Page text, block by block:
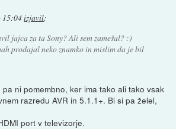
15:04izjavil:
jajca za ta Sony? Ali sem zamešal? :)
prodajal neko znamko in mislim da je bil
ni pomembno, ker ima tako ali tako vsak
razredu AVR in 5.1.1+. Bi si pa želel,
port v televizorje.